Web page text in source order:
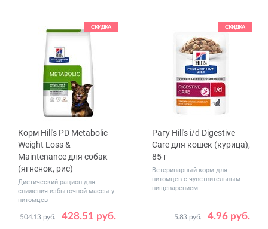
СКИДКА
Корм Hill's PD Metabolic
Weight Loss &
Maintenance для собак
(ягненок, рис)
Диетический рацион для
снижения избыточной массы у
питомцев
428.51 руб.
504.13 руб.
Вес, кг 1.5 12
СКИДКА
Рагу Hill's i/d Digestive
Care для кошек (курица),
85 г
Ветеринарный корм для
питомцев с чувствительным
пищеварением
4.96 руб.
5.83 руб.
Количество
1 12